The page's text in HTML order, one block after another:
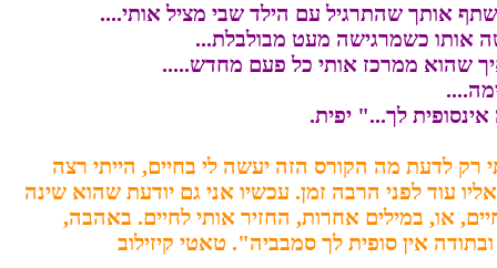
אותך שהתרגיל עם הילד שבי מציל אותי....
אותו כשמרגישה מעט מבולבלת...
שהוא ממרכז אותי כל פעם מחדש.....
לך..." יפית.
רק לדעת מה הקורס הזה יעשה לי בחיים, הייתי רצה
עוד לפני הרבה זמן. עכשיו אני גם יודעת שהוא שינה
או, במילים אחרות, החזיר אותי לחיים. באהבה,
אין סופית לך סמבביה". טאטי קיזילוב